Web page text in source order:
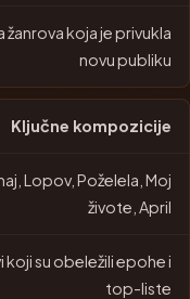
žanrova koja je privukla
novu publiku
Ključne kompozicije
Lopov, Poželela, Moj
živote, April
koji su obeležili epohe i
top-liste